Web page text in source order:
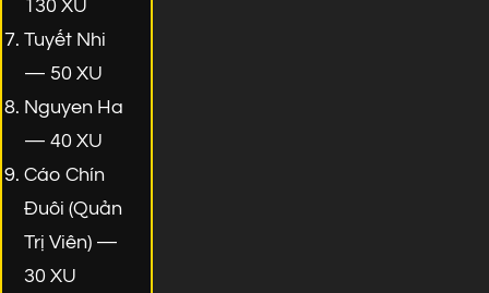
130 XU
Tuyết Nhi
— 50 XU
Nguyen Ha
— 40 XU
Cáo Chín
Đuôi (Quản
Trị Viên) —
30 XU